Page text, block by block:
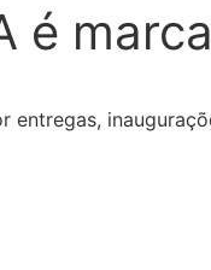
é
entregas,